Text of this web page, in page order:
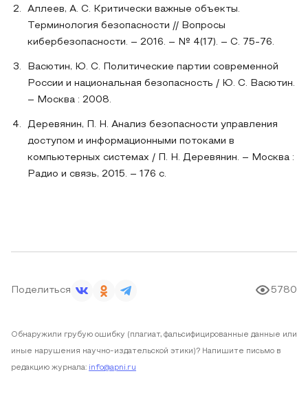
Аллеев, А. С. Критически важные объекты.
Терминология безопасности // Вопросы
кибербезопасности. – 2016. – № 4(17). – С. 75-76.
Васютин, Ю. С. Политические партии современной
России и национальная безопасность / Ю. С. Васютин.
– Москва : 2008.
Деревянин, П. Н. Анализ безопасности управления
доступом и информационными потоками в
компьютерных системах / П. Н. Деревянин. – Москва :
Радио и связь, 2015. – 176 c.
Поделиться 5780
Обнаружили грубую ошибку (плагиат, фальсифицированные данные или
иные нарушения научно-издательской этики)? Напишите письмо в
редакцию журнала: info@apni.ru